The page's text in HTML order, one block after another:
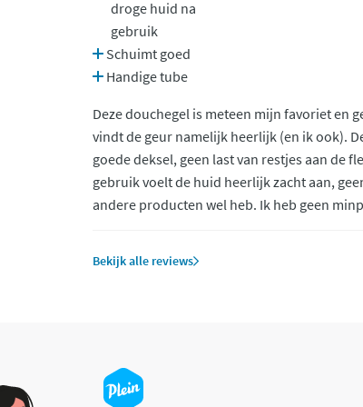
droge huid na
gebruik
Schuimt goed
Handige tube
Deze douchegel is meteen mijn favoriet en
vindt de geur namelijk heerlijk (en ik ook).
goede deksel, geen last van restjes aan de
gebruik voelt de huid heerlijk zacht aan,
andere producten wel heb. Ik heb geen
Bekijk alle reviews